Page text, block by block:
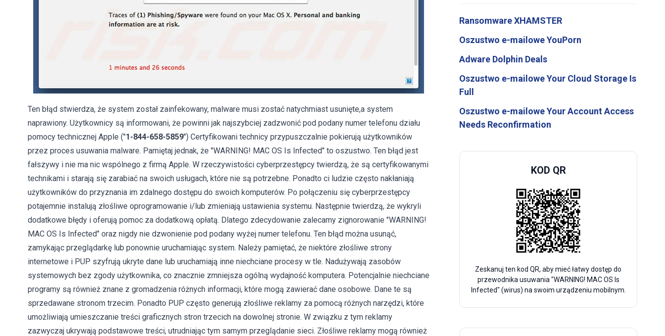
Ten błąd stwierdza, że ​​system został zainfekowany, malware musi zostać natychmiast usunięte,a system
naprawiony. Użytkownicy są informowani, że powinni jak najszybciej zadzwonić pod podany numer telefonu działu
pomocy technicznej Apple ("1-844-658-5859") Certyfikowani technicy przypuszczalnie pokierują użytkowników
przez proces usuwania malware. Pamiętaj jednak, że "WARNING! MAC OS Is Infected" to oszustwo. Ten błąd jest
fałszywy i nie ma nic wspólnego z firmą Apple. W rzeczywistości cyberprzestępcy twierdzą, że są certyfikowanymi
technikami i starają się zarabiać na swoich usługach, które nie są potrzebne. Ponadto ci ludzie często nakłaniają
użytkowników do przyznania im zdalnego dostępu do swoich komputerów. Po połączeniu się cyberprzestępcy
potajemnie instalują złośliwe oprogramowanie i/lub zmieniają ustawienia systemu. Następnie twierdzą, że wykryli
dodatkowe błędy i oferują pomoc za dodatkową opłatą. Dlatego zdecydowanie zalecamy zignorowanie "WARNING!
MAC OS Is Infected" oraz nigdy nie dzwonienie pod podany wyżej numer telefonu. Ten błąd można usunąć,
zamykając przeglądarkę lub ponownie uruchamiając system. Należy pamiętać, że niektóre złośliwe strony
internetowe i PUP szyfrują ukryte dane lub uruchamiają inne niechciane procesy w tle. Nadużywają zasobów
systemowych bez zgody użytkownika, co znacznie zmniejsza ogólną wydajność komputera. Potencjalnie niechciane
programy są również znane z gromadzenia różnych informacji, które mogą zawierać dane osobowe. Dane te są
sprzedawane stronom trzecim. Ponadto PUP często generują złośliwe reklamy za pomocą różnych narzędzi, które
umożliwiają umieszczanie treści graficznych stron trzecich na dowolnej stronie. W związku z tym reklamy
zazwyczaj ukrywają podstawowe treści, utrudniając tym samym przeglądanie sieci. Złośliwe reklamy mogą również
Ransomware XHAMSTER
Oszustwo e-mailowe YouPorn
Adware Dolphin Deals
Oszustwo e-mailowe Your Cloud Storage Is
Full
Oszustwo e-mailowe Your Account Access
Needs Reconfirmation
KOD QR
Zeskanuj ten kod QR, aby mieć łatwy dostęp do
przewodnika usuwania "WARNING! MAC OS Is
Infected" (wirus) na swoim urządzeniu mobilnym.